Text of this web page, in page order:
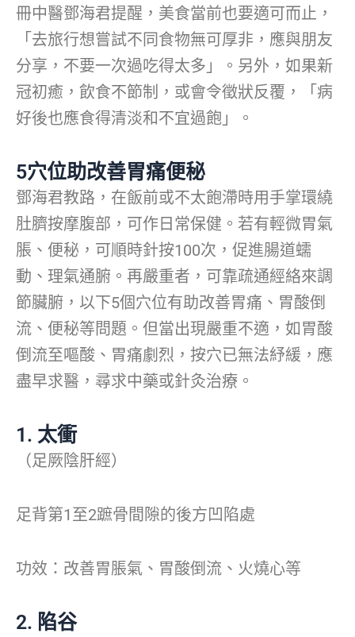
冊中醫鄧海君提醒，美食當前也要適可而止，
「去旅行想嘗試不同食物無可厚非，應與朋友
分享，不要一次過吃得太多」。另外，如果新
冠初癒，飲食不節制，或會令徵狀反覆，「病
好後也應食得清淡和不宜過飽」。
5穴位助改善胃痛便秘
鄧海君教路，在飯前或不太飽滯時用手掌環繞
肚臍按摩腹部，可作日常保健。若有輕微胃氣
脹、便秘，可順時針按100次，促進腸道蠕
動、理氣通腑。再嚴重者，可靠疏通經絡來調
節臟腑，以下5個穴位有助改善胃痛、胃酸倒
流、便秘等問題。但當出現嚴重不適，如胃酸
倒流至嘔酸、胃痛劇烈，按穴已無法紓緩，應
盡早求醫，尋求中藥或針灸治療。
1. 太衝
（足厥陰肝經）
足背第1至2蹠骨間隙的後方凹陷處
功效：改善胃脹氣、胃酸倒流、火燒心等
2. 陷谷